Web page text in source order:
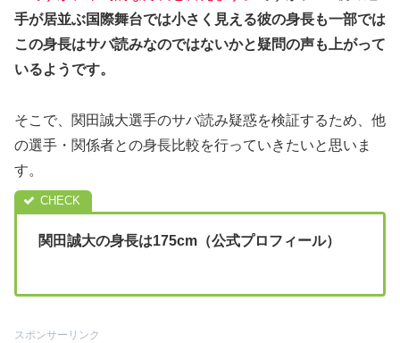
手が居並ぶ国際舞台では小さく見える彼の身長も一部では
この身長はサバ読みなのではないかと疑問の声も上がって
いるようです。
そこで、関田誠大選手のサバ読み疑惑を検証するため、他
の選手・関係者との身長比較を行っていきたいと思いま
す。
関田誠大の身長は175cm（公式プロフィール）
スポンサーリンク